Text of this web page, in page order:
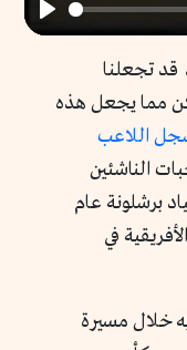
Play
قد تجعلنا
مما يجعل هذه
اللاعب
الناشئين
برشلونة عام
في
خلال مسيرة